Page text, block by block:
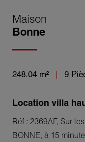
Maison
Bonne
248.04 m² 9
Location villa
Réf : 2369AF, Sur
BONNE, à 15